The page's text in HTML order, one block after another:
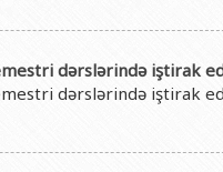
dərslərində iştirak
dərslərində iştirak